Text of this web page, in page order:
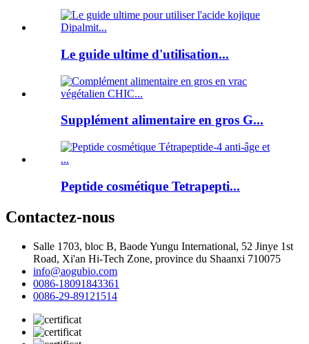
Le guide ultime d'utilisation...
Supplément alimentaire en gros G...
Peptide cosmétique Tetrapepti...
Contactez-nous
Salle 1703, bloc B, Baode Yungu International, 52 Jinye 1st
Road, Xi'an Hi-Tech Zone, province du Shaanxi 710075
info@aogubio.com
0086-18091843361
0086-29-89121514